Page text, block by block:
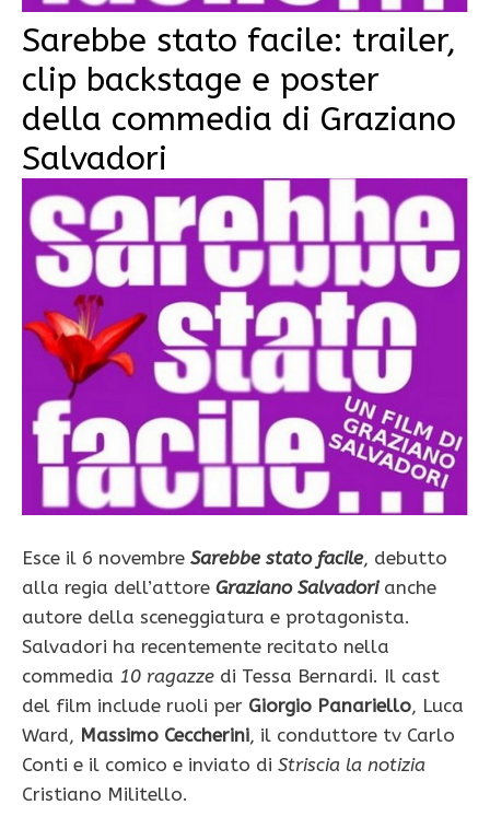
Sarebbe stato facile: trailer,
clip backstage e poster
della commedia di Graziano
Salvadori
Esce il 6 novembre Sarebbe stato facile, debutto
alla regia dell’attore Graziano Salvadorianche
autore della sceneggiatura e protagonista.
Salvadori ha recentemente recitato nella
commedia 10 ragazze di Tessa Bernardi. Il cast
del film include ruoli per Giorgio Panariello, Luca
Ward, Massimo Ceccherini, il conduttore tv Carlo
Conti e il comico e inviato di Striscia la notizia
Cristiano Militello.